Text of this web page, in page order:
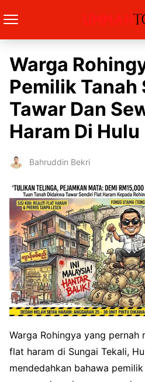
Warga
Pemilik Tanah
Tawar Dan
Haram Di
Bahruddin Bekri
Warga Rohingya yang pernah
flat haram di Sungai Tekali,
mendedahkan bahawa